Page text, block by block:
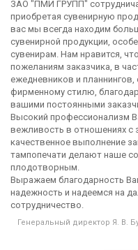
ЗАО "ПМИ ГРУПП"
приобретая сувенирную
вас мы всегда находим
сувенирной продукции,
сувенирам. Нам нравится,
пожеланиям заказчика, в
ежедневников и
фирменному стилю,
вашими постоянными
Высокий профессионализм
вежливость в отношениях с
качественное выполнение
тампопечати делают наше
плодотворным.
Выражаем благодарность
надежность и надеемся на
сотрудничество.
Генеральный директор Я. В.